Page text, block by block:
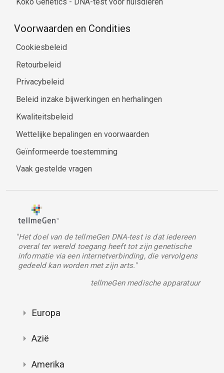
Voorwaarden en Condities
Cookiesbeleid
Retourbeleid
Privacybeleid
Beleid inzake bijwerkingen en herhalingen
Kwaliteitsbeleid
Wettelijke bepalingen en voorwaarden
Geïnformeerde toestemming
Vaak gestelde vragen
"Het doel van de tellmeGen DNA-test is dat iedereen
overal ter wereld toegang heeft tot zijn genetische
informatie via een internetverbinding, die vervolgens
gedeeld kan worden met zijn arts."
tellmeGen medische apparatuur
Europa
Azië
Amerika